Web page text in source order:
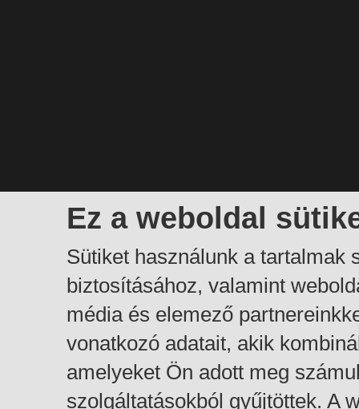
Ez a weboldal
Sütiket használunk a tartalmak
biztosításához, valamint
média és elemező
vonatkozó adatait, akik
amelyeket Ön adott meg
szolgáltatásokból gyűjtöttek. A